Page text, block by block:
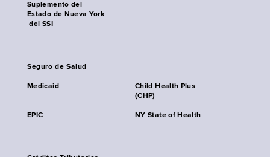
Suplemento del
Estado de Nueva York
del SSI
Seguro de Salud
Medicaid
Child Health Plus
(CHP)
EPIC NY State of Health